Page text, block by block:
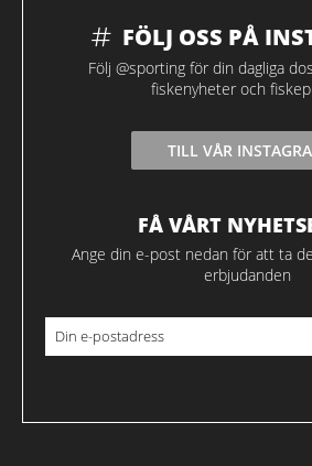
FÖLJ OSS PÅ
Följ @sporting för din dagliga
fiskenyheter och
TILL VÅR
FÅ VÅRT
Ange din e-post nedan för att ta
erbjudanden